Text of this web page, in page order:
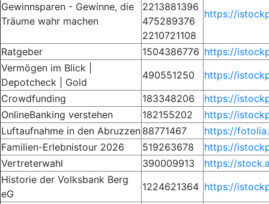
Gewinnsparen - Gewinne, die
Träume wahr machen
2213881396
475289376
2210721108
https://
Ratgeber 1504386776 https://
Vermögen im Blick |
Depotcheck | Gold
490551250
https://
Crowdfunding
183348206
https://
OnlineBanking verstehen
182155202
https://
Luftaufnahme in den Abruzzen 88771467
https://
Familien-Erlebnistour 2026
519263678
https://
Vertreterwahl
390009913
https://
Historie der Volksbank Berg
eG
1224621364 https://